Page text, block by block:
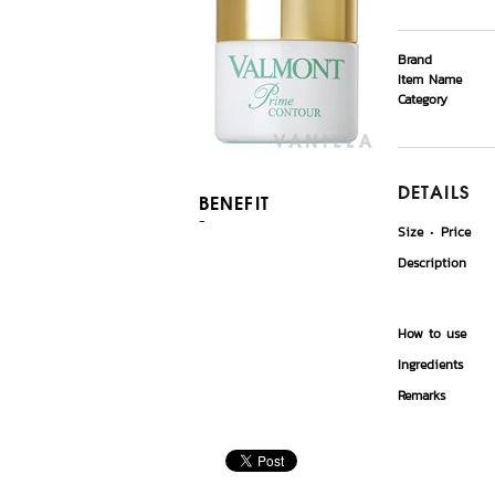
BENEFIT
-
Brand
Item Name
Category
DETAILS
Size
Price
Description
How to use
Ingredients
Remarks